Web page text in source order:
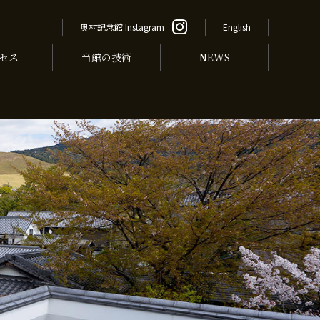
奥村記念館 Instagram English
ス 当館の技術 NEWS